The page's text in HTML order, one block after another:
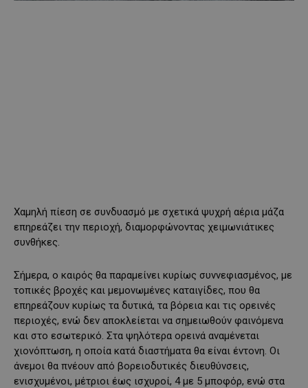
Χαμηλή πίεση σε συνδυασμό με σχετικά ψυχρή αέρια μάζα
επηρεάζει την περιοχή, διαμορφώνοντας χειμωνιάτικες
συνθήκες.
Σήμερα, ο καιρός θα παραμείνει κυρίως συννεφιασμένος, με
τοπικές βροχές και μεμονωμένες καταιγίδες, που θα
επηρεάζουν κυρίως τα δυτικά, τα βόρεια και τις ορεινές
περιοχές, ενώ δεν αποκλείεται να σημειωθούν φαινόμενα
και στο εσωτερικό. Στα ψηλότερα ορεινά αναμένεται
χιονόπτωση, η οποία κατά διαστήματα θα είναι έντονη. Οι
άνεμοι θα πνέουν από βορειοδυτικές διευθύνσεις,
ενισχυμένοι, μέτριοι έως ισχυροί, 4 με 5 μποφόρ, ενώ στα